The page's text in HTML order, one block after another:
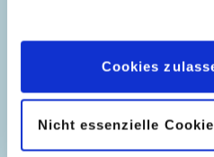
geben, können Sie diese
Datenschutzerklärung
Cookies
Nicht essenzielle